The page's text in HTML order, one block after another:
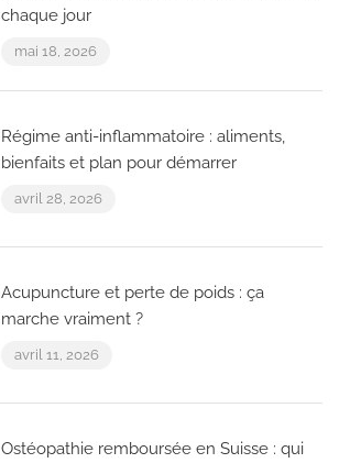
chaque jour
mai 18, 2026
Régime anti-inflammatoire : aliments,
bienfaits et plan pour démarrer
avril 28, 2026
Acupuncture et perte de poids : ça
marche vraiment ?
avril 11, 2026
Ostéopathie remboursée en Suisse : qui